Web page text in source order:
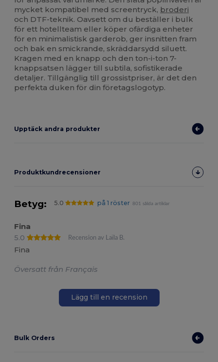
mycket kompatibel med screentryck, broderi
och DTF-teknik. Oavsett om du beställer i bulk
för ett hotellteam eller köper ofärdiga enheter
för en minimalistisk garderob, ger insnitten fram
och bak en smickrande, skräddarsydd siluett.
Kragen med en knapp och den ton-i-ton 7-
knappsatsen lägger till subtila, sofistikerade
detaljer. Tillgänglig till grossistpriser, är det den
perfekta duken för din företagslogotyp.
Upptäck andra produkter
Produktkundrecensioner
Betyg: 5.0 på 1 röster 801 sålda artiklar
Fina
5.0
Recension av Laïla B.
Fina
Översatt från Français
Lägg till en recension
Bulk Orders